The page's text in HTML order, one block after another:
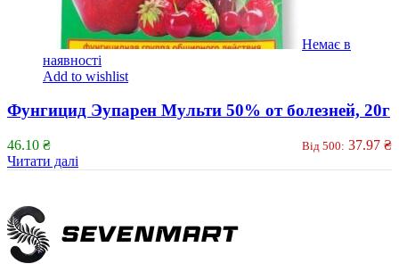
Немає в
наявності
Add to wishlist
Фунгицид Эупарен Мульти 50% от болезней, 20г
46.10 ₴ Від 500: 37.97 ₴
Читати далі